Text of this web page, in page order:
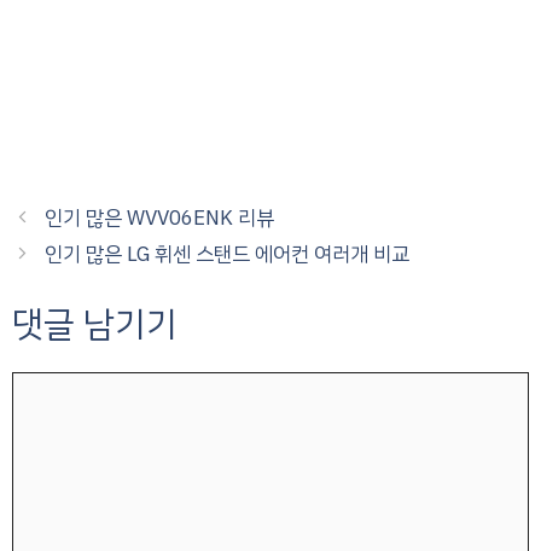
인기 많은 WVV06ENK 리뷰
인기 많은 LG 휘센 스탠드 에어컨 여러개 비교
댓글 남기기